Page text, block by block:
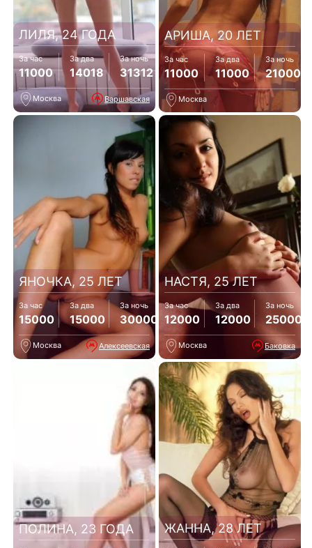
ЛИЛЯ, 24 ГОДА
За час
11000
За два
14018
За ночь
31312
Москва Варшавская
АРИША, 20 ЛЕТ
За час
11000
За два
11000
За ночь
21000
Москва
ЯНОЧКА, 25 ЛЕТ
За час
15000
За два
15000
За ночь
30000
Москва Алексеевская
НАСТЯ, 25 ЛЕТ
За час
12000
За два
12000
За ночь
25000
Москва Баковка
ПОЛИНА, 23 ГОДА ЖАННА, 28 ЛЕТ